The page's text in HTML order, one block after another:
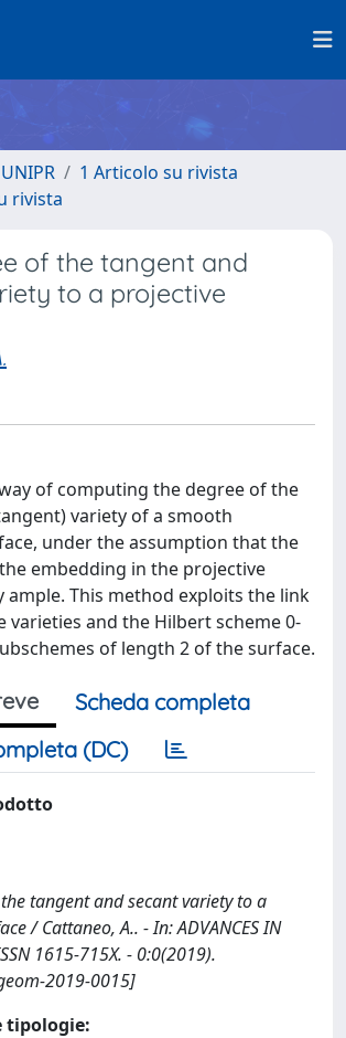
1 Articolo su rivista
rivista
of the tangent and
to a projective
of computing the degree of the
variety of a smooth
under the assumption that the
embedding in the projective
ample. This method exploits the link
varieties and the Hilbert scheme 0-
of length 2 of the surface.
Scheda completa
(DC)
tangent and secant variety to a
/ Cattaneo, A.. - In: ADVANCES IN
1615-715X. - 0:0(2019).
2019-0015]
tipologie: